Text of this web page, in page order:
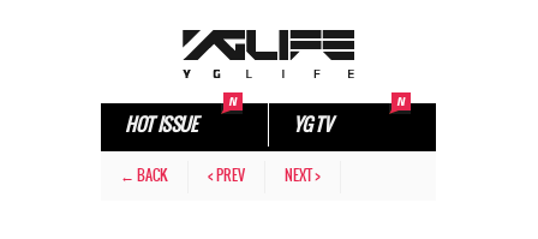
HOT ISSUE YG TV
← BACK < PREV NEXT >